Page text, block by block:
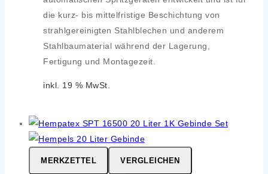
die kurz- bis mittelfristige Beschichtung von
strahlgereinigten Stahlblechen und anderem
Stahlbaumaterial während der Lagerung,
Fertigung und Montagezeit.
inkl. 19 % MwSt.
MERKZETTEL VERGLEICHEN